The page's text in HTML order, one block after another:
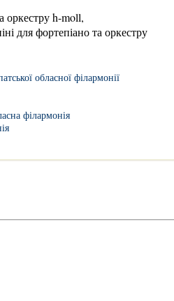
оркестру h-moll,
для фортепіано та оркестру
обласної філармонії
філармонія